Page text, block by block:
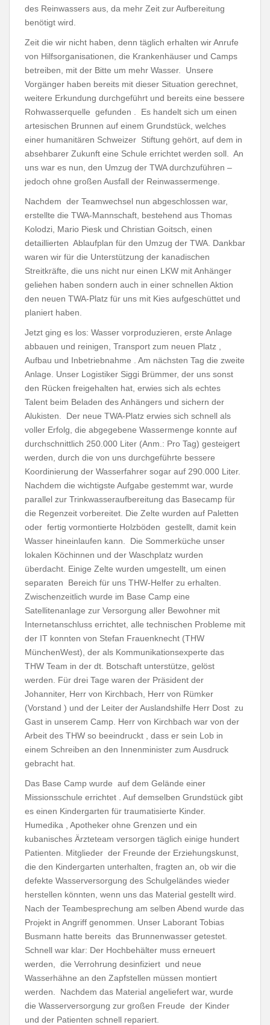
des Reinwassers aus, da mehr Zeit zur Aufbereitung
benötigt wird.
Zeit die wir nicht haben, denn täglich erhalten wir Anrufe
von Hilfsorganisationen, die Krankenhäuser und Camps
betreiben, mit der Bitte um mehr Wasser. Unsere
Vorgänger haben bereits mit dieser Situation gerechnet,
weitere Erkundung durchgeführt und bereits eine bessere
Rohwasserquelle gefunden . Es handelt sich um einen
artesischen Brunnen auf einem Grundstück, welches
einer humanitären Schweizer Stiftung gehört, auf dem in
absehbarer Zukunft eine Schule errichtet werden soll. An
uns war es nun, den Umzug der TWA durchzuführen –
jedoch ohne großen Ausfall der Reinwassermenge.
Nachdem der Teamwechsel nun abgeschlossen war,
erstellte die TWA-Mannschaft, bestehend aus Thomas
Kolodzi, Mario Piesk und Christian Goitsch, einen
detaillierten Ablaufplan für den Umzug der TWA. Dankbar
waren wir für die Unterstützung der kanadischen
Streitkräfte, die uns nicht nur einen LKW mit Anhänger
geliehen haben sondern auch in einer schnellen Aktion
den neuen TWA-Platz für uns mit Kies aufgeschüttet und
planiert haben.
Jetzt ging es los: Wasser vorproduzieren, erste Anlage
abbauen und reinigen, Transport zum neuen Platz ,
Aufbau und Inbetriebnahme . Am nächsten Tag die zweite
Anlage. Unser Logistiker Siggi Brümmer, der uns sonst
den Rücken freigehalten hat, erwies sich als echtes
Talent beim Beladen des Anhängers und sichern der
Alukisten. Der neue TWA-Platz erwies sich schnell als
voller Erfolg, die abgegebene Wassermenge konnte auf
durchschnittlich 250.000 Liter (Anm.: Pro Tag) gesteigert
werden, durch die von uns durchgeführte bessere
Koordinierung der Wasserfahrer sogar auf 290.000 Liter.
Nachdem die wichtigste Aufgabe gestemmt war, wurde
parallel zur Trinkwasseraufbereitung das Basecamp für
die Regenzeit vorbereitet. Die Zelte wurden auf Paletten
oder fertig vormontierte Holzböden gestellt, damit kein
Wasser hineinlaufen kann. Die Sommerküche unser
lokalen Köchinnen und der Waschplatz wurden
überdacht. Einige Zelte wurden umgestellt, um einen
separaten Bereich für uns THW-Helfer zu erhalten.
Zwischenzeitlich wurde im Base Camp eine
Satellitenanlage zur Versorgung aller Bewohner mit
Internetanschluss errichtet, alle technischen Probleme mit
der IT konnten von Stefan Frauenknecht (THW
MünchenWest), der als Kommunikationsexperte das
THW Team in der dt. Botschaft unterstütze, gelöst
werden. Für drei Tage waren der Präsident der
Johanniter, Herr von Kirchbach, Herr von Rümker
(Vorstand ) und der Leiter der Auslandshilfe Herr Dost zu
Gast in unserem Camp. Herr von Kirchbach war von der
Arbeit des THW so beeindruckt , dass er sein Lob in
einem Schreiben an den Innenminister zum Ausdruck
gebracht hat.
Das Base Camp wurde auf dem Gelände einer
Missionsschule errichtet . Auf demselben Grundstück gibt
es einen Kindergarten für traumatisierte Kinder.
Humedika , Apotheker ohne Grenzen und ein
kubanisches Ärzteteam versorgen täglich einige hundert
Patienten. Mitglieder der Freunde der Erziehungskunst,
die den Kindergarten unterhalten, fragten an, ob wir die
defekte Wasserversorgung des Schulgeländes wieder
herstellen könnten, wenn uns das Material gestellt wird.
Nach der Teambesprechung am selben Abend wurde das
Projekt in Angriff genommen. Unser Laborant Tobias
Busmann hatte bereits das Brunnenwasser getestet.
Schnell war klar: Der Hochbehälter muss erneuert
werden, die Verrohrung desinfiziert und neue
Wasserhähne an den Zapfstellen müssen montiert
werden. Nachdem das Material angeliefert war, wurde
die Wasserversorgung zur großen Freude der Kinder
und der Patienten schnell repariert.